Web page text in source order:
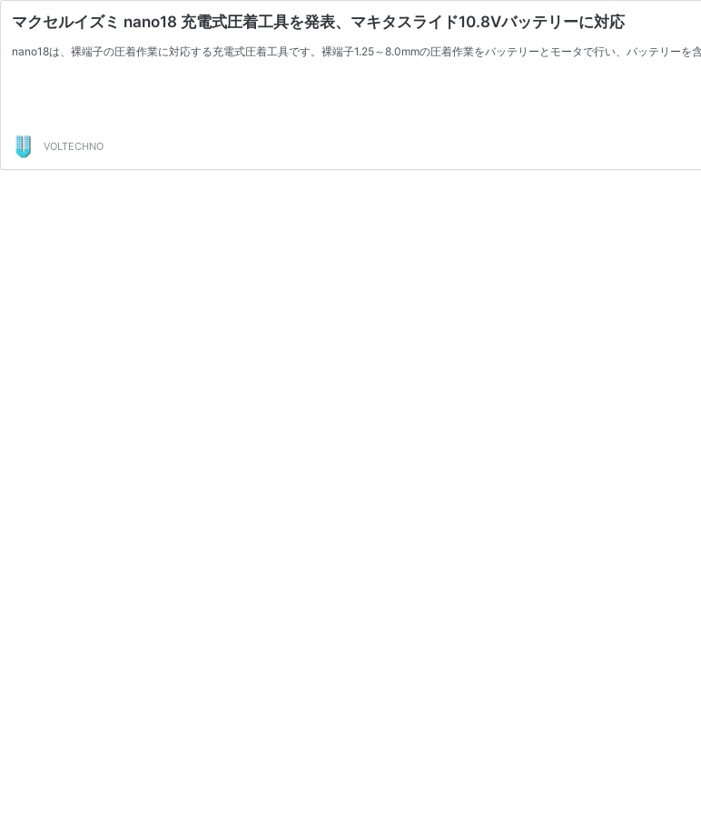
マクセルイズミ nano18 充電式圧着工具を発表、マキタスライド10.8Vバッテリーに対応
nano18は、裸端子の圧着作業に対応する充電式圧着工具です。裸端子1.25～8.0mmの圧着作業をバッテリーとモータで行い、バッテリーを
VOLTECHNO